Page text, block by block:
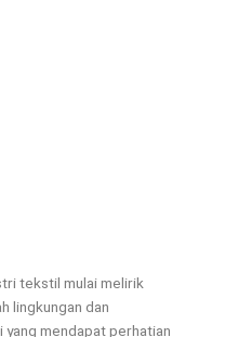
tekstil mulai melirik
lingkungan dan
yang mendapat perhatian